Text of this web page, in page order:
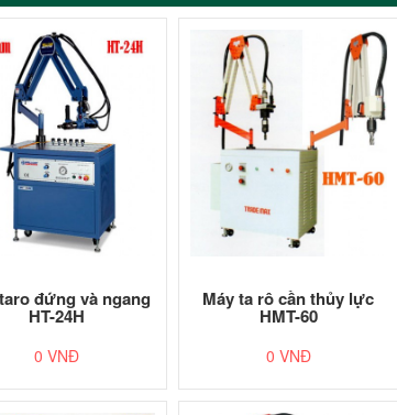
đứng và ngang
HT-24H
0 VNĐ
Máy ta rô cần thủy lực
HMT-60
0 VNĐ